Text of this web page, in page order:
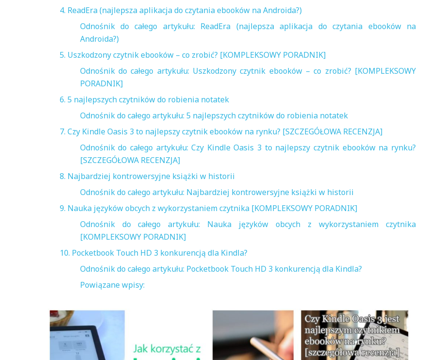
4. ReadEra (najlepsza aplikacja do czytania ebooków na Androida?)
Odnośnik do całego artykułu: ReadEra (najlepsza aplikacja do czytania ebooków na
Androida?)
5. Uszkodzony czytnik ebooków – co zrobić? [KOMPLEKSOWY PORADNIK]
Odnośnik do całego artykułu: Uszkodzony czytnik ebooków – co zrobić? [KOMPLEKSOWY
PORADNIK]
6. 5 najlepszych czytników do robienia notatek
Odnośnik do całego artykułu: 5 najlepszych czytników do robienia notatek
7. Czy Kindle Oasis 3 to najlepszy czytnik ebooków na rynku? [SZCZEGÓŁOWA RECENZJA]
Odnośnik do całego artykułu: Czy Kindle Oasis 3 to najlepszy czytnik ebooków na rynku?
[SZCZEGÓŁOWA RECENZJA]
8. Najbardziej kontrowersyjne książki w historii
Odnośnik do całego artykułu: Najbardziej kontrowersyjne książki w historii
9. Nauka języków obcych z wykorzystaniem czytnika [KOMPLEKSOWY PORADNIK]
Odnośnik do całego artykułu: Nauka języków obcych z wykorzystaniem czytnika
[KOMPLEKSOWY PORADNIK]
10. Pocketbook Touch HD 3 konkurencją dla Kindla?
Odnośnik do całego artykułu: Pocketbook Touch HD 3 konkurencją dla Kindla?
Powiązane wpisy: